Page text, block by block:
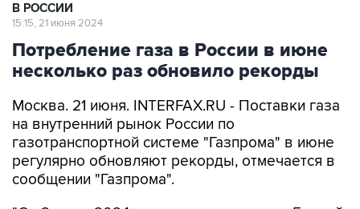
В РОССИИ
15:15, 21 июня 2024
Потребление газа в России в июне
несколько раз обновило рекорды
Москва. 21 июня. INTERFAX.RU - Поставки газа
на внутренний рынок России по
газотранспортной системе "Газпрома" в июне
регулярно обновляют рекорды, отмечается в
сообщении "Газпрома".